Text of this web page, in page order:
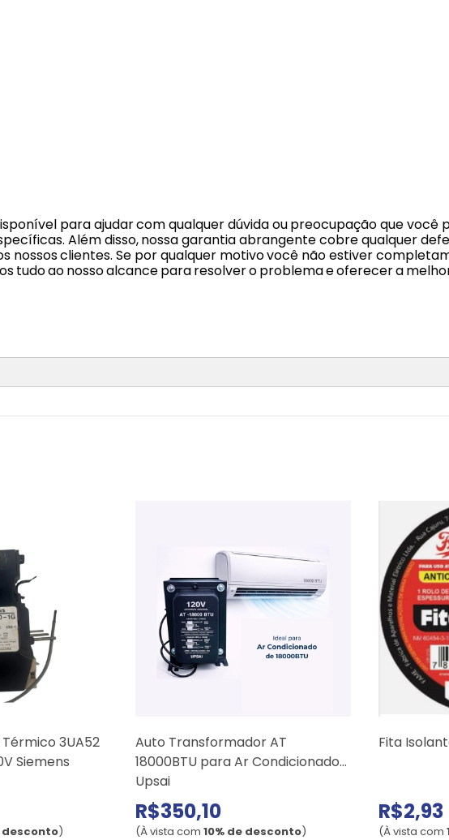
para ajudar com qualquer dúvida ou preocupação que você
Além disso, nossa garantia abrangente cobre qualquer
nossos clientes. Se por qualquer motivo você não estiver
tudo ao nosso alcance para resolver o problema e oferecer a
3UA52
Siemens
desconto)
Auto Transformador AT
18000BTU para Ar Condicionado
Upsai
R$350,10
(À vista com 10% de desconto)
Fita
R$2,93
(À vista com